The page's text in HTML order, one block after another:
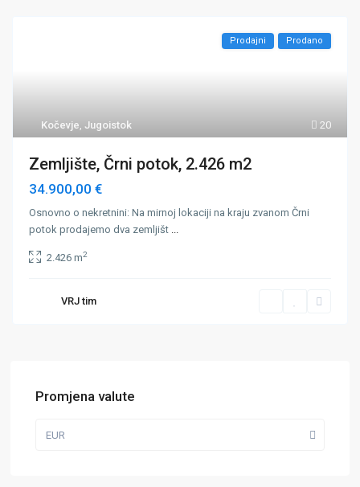
20
Kočevje, Jugoistok
Prodajni Prodano
Zemljište, Črni potok, 2.426 m2
34.900,00 €
Osnovno o nekretnini: Na mirnoj lokaciji na kraju zvanom Črni
potok prodajemo dva zemljišt ...
2.426 m2
VRJ tim
Promjena valute
EUR